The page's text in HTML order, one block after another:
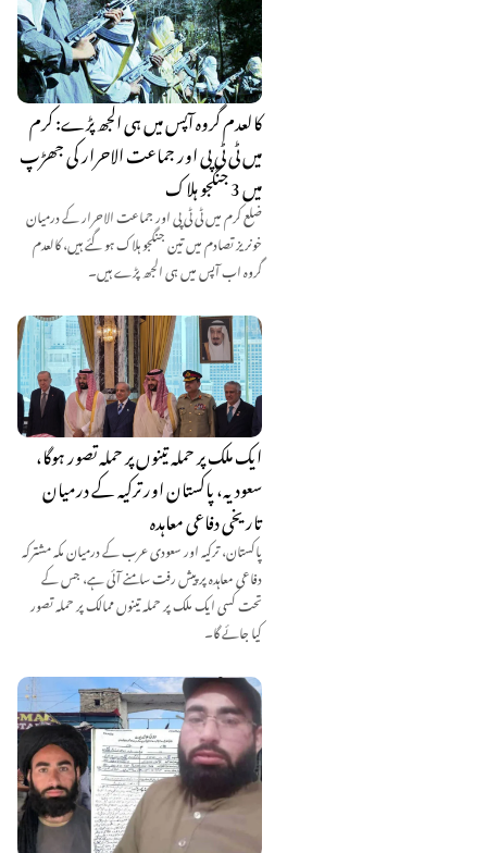
کالعدم گروہ آپس میں ہی الجھ پڑے: کرم
میں ٹی ٹی پی اور جماعت الاحرار کی جھڑپ
میں 3 جنگجو ہلاک
ضلع کرم میں ٹی ٹی پی اور جماعت الاحرار کے درمیان
خونریز تصادم میں تین جنگجو ہلاک ہو گئے ہیں، کالعدم
گروہ اب آپس میں ہی الجھ پڑے ہیں۔
ایک ملک پر حملہ تینوں پر حملہ تصور ہوگا،
سعودیہ، پاکستان اور ترکیہ کے درمیان
تاریخی دفاعی معاہدہ
پاکستان، ترکیہ اور سعودی عرب کے درمیان مکہ مشترکہ
دفاعی معاہدہ پر پیش رفت سامنے آئی ہے، جس کے
تحت کسی ایک ملک پر حملہ تینوں ممالک پر حملہ تصور
کیا جائے گا۔